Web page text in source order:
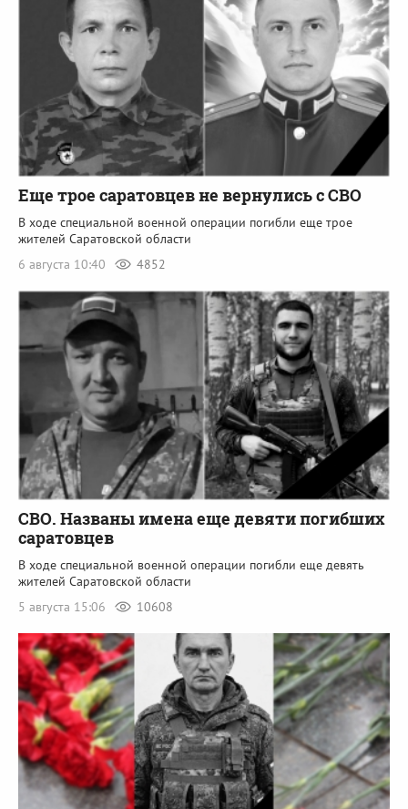
Еще трое саратовцев не вернулись с СВО
В ходе специальной военной операции погибли еще трое
жителей Саратовской области
6 августа 10:40
4852
СВО. Названы имена еще девяти погибших
саратовцев
В ходе специальной военной операции погибли еще девять
жителей Саратовской области
5 августа 15:06
10608